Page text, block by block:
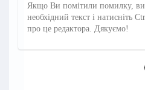
Якщо Ви помітили помилку,
необхідний текст і натисніть
про це редактора. Дякуємо!